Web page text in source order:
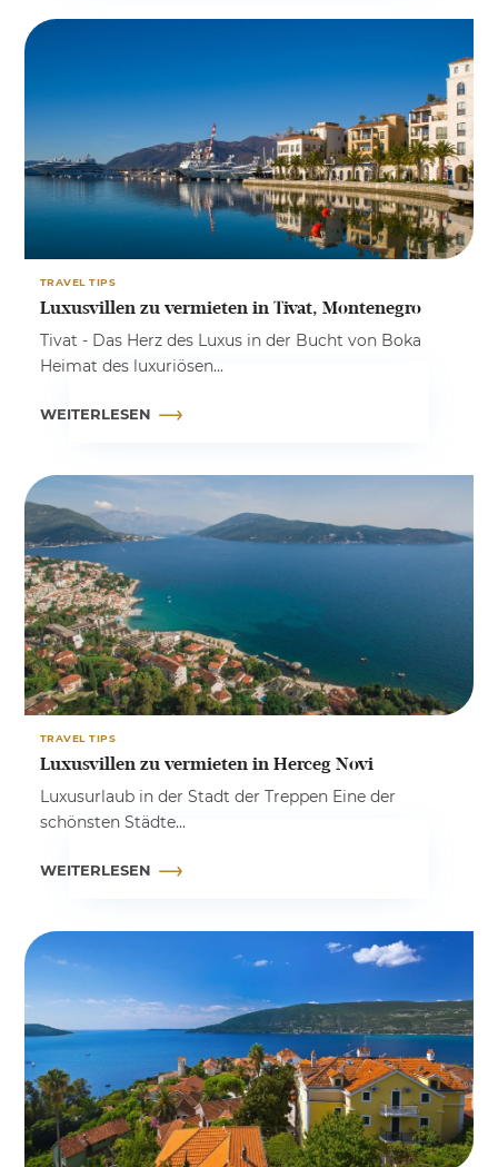
TRAVEL TIPS
Luxusvillen zu vermieten in Tivat, Montenegro
Tivat - Das Herz des Luxus in der Bucht von Boka
Heimat des luxuriösen...
WEITERLESEN
TRAVEL TIPS
Luxusvillen zu vermieten in Herceg Novi
Luxusurlaub in der Stadt der Treppen Eine der
schönsten Städte...
WEITERLESEN